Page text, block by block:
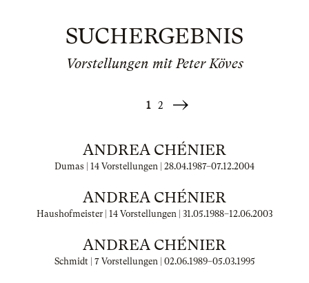
SUCHERGEBNIS
Vorstellungen mit Peter Köves
1 2
Weiter
ANDREA CHÉNIER
Dumas | 14 Vorstellungen | 28.04.1987–07.12.2004
ANDREA CHÉNIER
Haushofmeister | 14 Vorstellungen | 31.05.1988–12.06.2003
ANDREA CHÉNIER
Schmidt | 7 Vorstellungen | 02.06.1989–05.03.1995